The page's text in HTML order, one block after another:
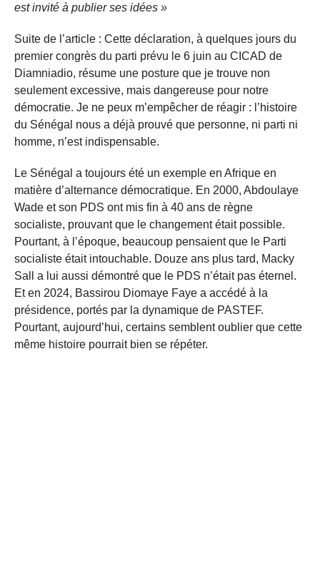
est invité à publier ses idées »
Suite de l’article : Cette déclaration, à quelques jours du
premier congrès du parti prévu le 6 juin au CICAD de
Diamniadio, résume une posture que je trouve non
seulement excessive, mais dangereuse pour notre
démocratie. Je ne peux m’empêcher de réagir : l’histoire
du Sénégal nous a déjà prouvé que personne, ni parti ni
homme, n’est indispensable.
Le Sénégal a toujours été un exemple en Afrique en
matière d’alternance démocratique. En 2000, Abdoulaye
Wade et son PDS ont mis fin à 40 ans de règne
socialiste, prouvant que le changement était possible.
Pourtant, à l’époque, beaucoup pensaient que le Parti
socialiste était intouchable. Douze ans plus tard, Macky
Sall a lui aussi démontré que le PDS n’était pas éternel.
Et en 2024, Bassirou Diomaye Faye a accédé à la
présidence, portés par la dynamique de PASTEF.
Pourtant, aujourd’hui, certains semblent oublier que cette
même histoire pourrait bien se répéter.